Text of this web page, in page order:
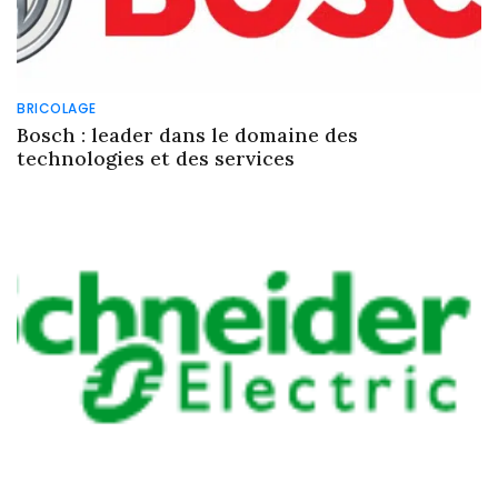
BRICOLAGE
Bosch : leader dans le domaine des
technologies et des services